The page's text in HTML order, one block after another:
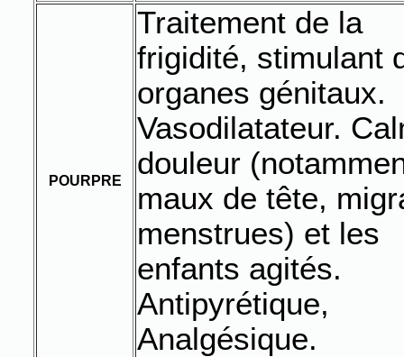
POURPRE
Traitement de la
frigidité, stimulant
organes génitaux.
Vasodilatateur.
douleur
maux de tête,
menstrues) et les
enfants agités.
Antipyrétique,
Analgésique.